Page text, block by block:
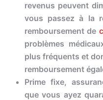
revenus peuvent
vous passez à la
remboursement de
problèmes
plus fréquents et
remboursement
Prime fixe,
que vous ayez